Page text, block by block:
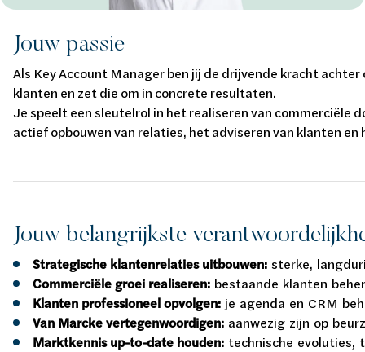
Jouw passie
Als Key Account Manager ben jij de drijvende kracht
klanten en zet die om in concrete resultaten.
Je speelt een sleutelrol in het realiseren van commerciële
actief opbouwen van relaties, het adviseren van klanten
Jouw belangrijkste
Strategische klantenrelaties uitbouwen: sterke,
Commerciële groei realiseren: bestaande klanten
Klanten professioneel opvolgen: je agenda en CRM
Van Marcke vertegenwoordigen: aanwezig zijn op
Marktkennis up-to-date houden: technische evoluties,